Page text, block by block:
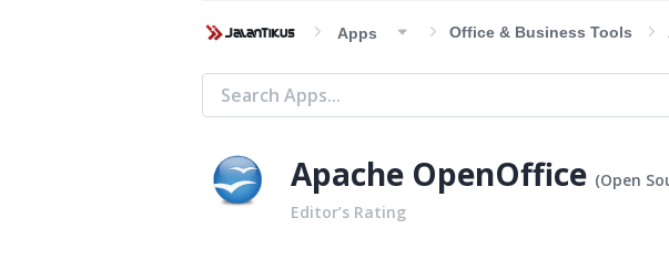
Apps Office & Business Tools
Apache OpenOffice (Open
Editor’s Rating